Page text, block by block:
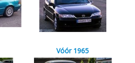
Vóór 1965